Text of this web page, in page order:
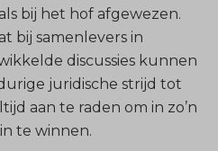
bij het hof afgewezen.
bij samenlevers in
discussies kunnen
juridische strijd tot
aan te raden om in zo’n
te winnen.